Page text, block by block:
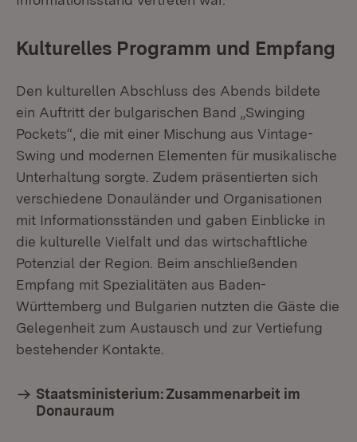
Kulturelles Programm und Empfang
Den kulturellen Abschluss des Abends bildete
ein Auftritt der bulgarischen Band „Swinging
Pockets“, die mit einer Mischung aus Vintage-
Swing und modernen Elementen für musikalische
Unterhaltung sorgte. Zudem präsentierten sich
verschiedene Donauländer und Organisationen
mit Informationsständen und gaben Einblicke in
die kulturelle Vielfalt und das wirtschaftliche
Potenzial der Region. Beim anschließenden
Empfang mit Spezialitäten aus Baden-
Württemberg und Bulgarien nutzten die Gäste die
Gelegenheit zum Austausch und zur Vertiefung
bestehender Kontakte.
Staatsministerium: Zusammenarbeit im
Donauraum